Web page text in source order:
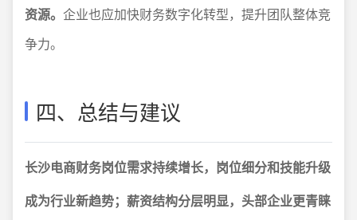
资源。 企业也应加快财务数字化转型，提升团队整体竞
争力。
四、总结与建议
长沙电商财务岗位需求持续增长，岗位细分和技能升级
成为行业新趋势；薪资结构分层明显，头部企业更青睐